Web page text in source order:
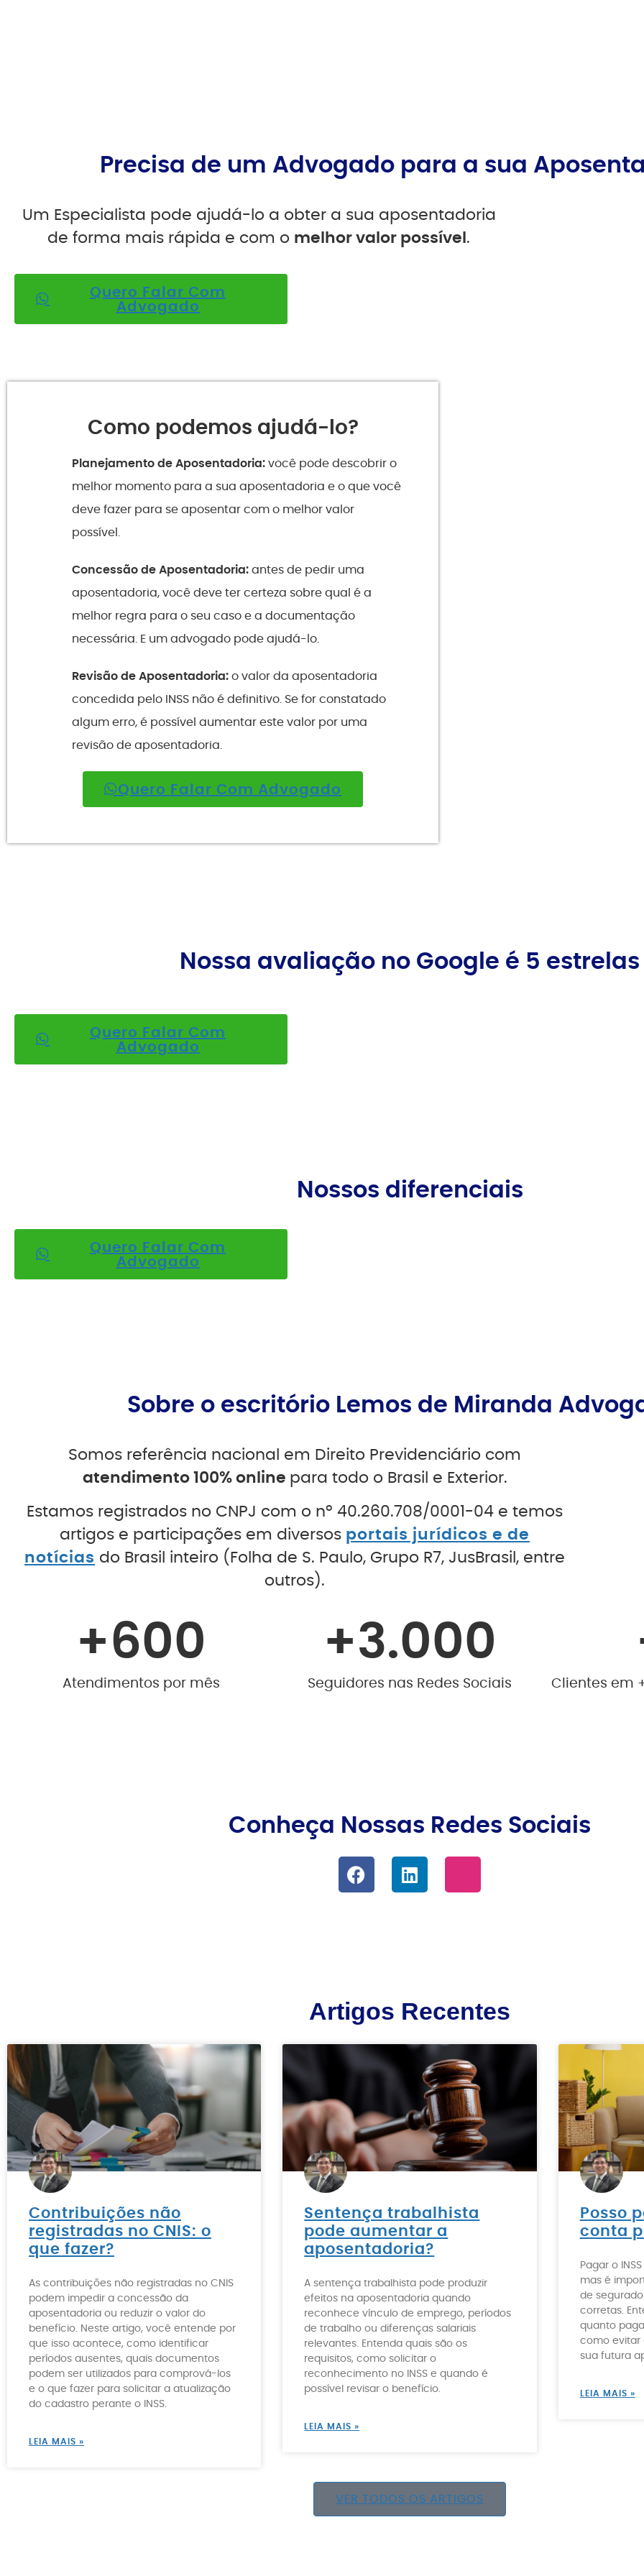
Precisa de um Advogado para a sua
Um Especialista pode ajudá-lo a obter a sua aposentadoria
de forma mais rápida e com o melhor valor possível.
Quero Falar Com
Advogado
Como podemos ajudá-lo?
Planejamento de Aposentadoria:você pode descobrir o
melhor momento para a sua aposentadoria e o que você
deve fazer para se aposentar com o melhor valor
possível.
Concessão de Aposentadoria:antes de pedir uma
aposentadoria, você deve ter certeza sobre qual é a
melhor regra para o seu caso e a documentação
necessária. E um advogado pode ajudá-lo.
Revisão de Aposentadoria:o valor da aposentadoria
concedida pelo INSS não é definitivo. Se for constatado
algum erro, é possível aumentar este valor por uma
revisão de aposentadoria.
Quero Falar Com Advogado
Nossa avaliação no Google é 5 estrelas
Quero Falar Com
Advogado
Nossos diferenciais
Quero Falar Com
Advogado
Sobre o escritório Lemos de Miranda
Somos referência nacional em Direito Previdenciário com
atendimento 100% online para todo o Brasil e Exterior.
Estamos registrados no CNPJ com o nº 40.260.708/0001-04 e temos
artigos e participações em diversos portais jurídicos e de
notícias do Brasil inteiro (Folha de S. Paulo, Grupo R7, JusBrasil, entre
outros).
Atendimentos por mês
+600
Seguidores nas Redes Sociais
+3.000
Clientes em
Conheça Nossas Redes Sociais
Artigos Recentes
Contribuições não
registradas no CNIS: o
que fazer?
As contribuições não registradas no CNIS
podem impedir a concessão da
aposentadoria ou reduzir o valor do
benefício. Neste artigo, você entende por
que isso acontece, como identificar
períodos ausentes, quais documentos
podem ser utilizados para comprová-los
e o que fazer para solicitar a atualização
do cadastro perante o INSS.
LEIA MAIS »
Sentença trabalhista
pode aumentar a
aposentadoria?
A sentença trabalhista pode produzir
efeitos na aposentadoria quando
reconhece vínculo de emprego, períodos
de trabalho ou diferenças salariais
relevantes. Entenda quais são os
requisitos, como solicitar o
reconhecimento no INSS e quando é
possível revisar o benefício.
LEIA MAIS »
Posso
conta
Pagar o
mas é
de
corretas.
quanto
como evitar
sua futura
LEIA MAIS »
VER TODOS OS ARTIGOS